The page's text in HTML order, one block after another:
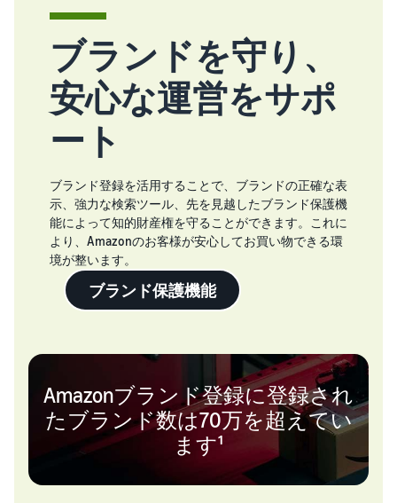
ブランドを守り、
安心な運営をサポ
ート
ブランド登録を活用することで、ブランドの正確な表
示、強力な検索ツール、先を見越したブランド保護機
能によって知的財産権を守ることができます。これに
より、Amazonのお客様が安心してお買い物できる環
境が整います。
ブランド保護機能
Amazonブランド登録に登録され
たブランド数は70万を超えてい
ます¹